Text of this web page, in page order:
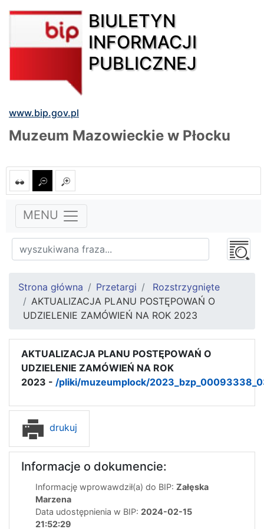
BIULETYN
INFORMACJI
PUBLICZNEJ
www.bip.gov.pl
Muzeum Mazowieckie w Płocku
MENU
Strona główna Przetargi
Rozstrzygnięte
AKTUALIZACJA PLANU POSTĘPOWAŃ O
UDZIELENIE ZAMÓWIEŃ NA ROK 2023
AKTUALIZACJA PLANU POSTĘPOWAŃ O
UDZIELENIE ZAMÓWIEŃ NA ROK
2023 - /pliki/muzeumplock/
drukuj
Informacje o dokumencie:
Informację wprowawdził(a) do BIP: Załęska
Marzena
Data udostępnienia w BIP: 2024-02-15
21:52:29